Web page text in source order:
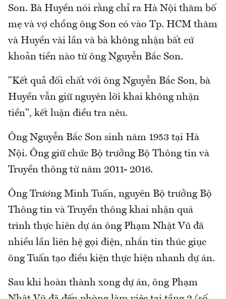
Son. Bà Huyền nói rằng chỉ ra Hà Nội thăm bố
mẹ và vợ chồng ông Son có vào Tp. HCM thăm
và Huyền vài lần và bà không nhận bất cứ
khoản tiền nào từ ông Nguyễn Bắc Son.
"Kết quả đối chất với ông Nguyễn Bắc Son, bà
Huyền vẫn giữ nguyên lời khai không nhận
tiền", kết luận điều tra nêu.
Ông Nguyễn Bắc Son sinh năm 1953 tại Hà
Nội. Ông giữ chức Bộ trưởng Bộ Thông tin và
Truyền thông từ năm 2011- 2016.
Ông Trương Minh Tuấn, nguyên Bộ trưởng Bộ
Thông tin và Truyền thông khai nhận quá
trình thực hiên dự án ông Phạm Nhật Vũ đã
nhiều lần liên hệ gọi điện, nhắn tin thúc giục
ông Tuấn tạo điều kiện thực hiện nhanh dự án.
Sau khi hoàn thành xong dự án, ông Phạm